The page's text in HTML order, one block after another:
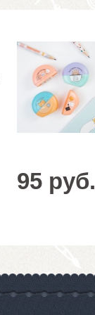
95 руб.